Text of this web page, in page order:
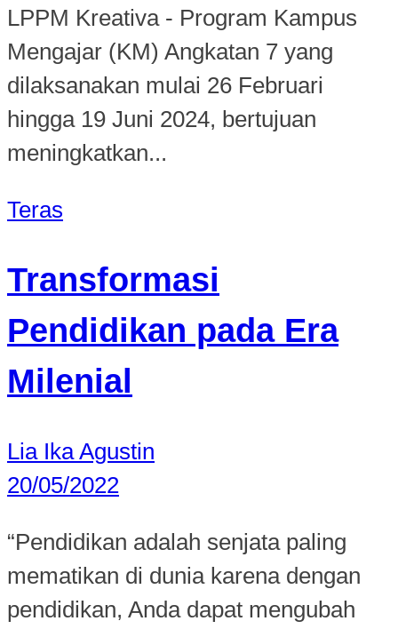
LPPM Kreativa - Program Kampus
Mengajar (KM) Angkatan 7 yang
dilaksanakan mulai 26 Februari
hingga 19 Juni 2024, bertujuan
meningkatkan...
Teras
Transformasi
Pendidikan pada Era
Milenial
Lia Ika Agustin
20/05/2022
“Pendidikan adalah senjata paling
mematikan di dunia karena dengan
pendidikan, Anda dapat mengubah